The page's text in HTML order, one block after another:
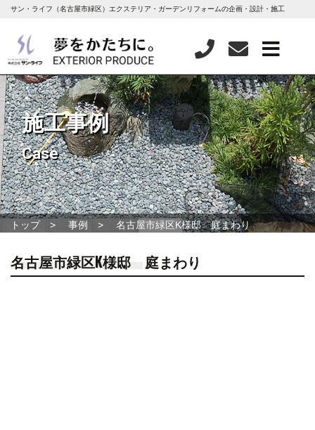
サン・ライフ（名古屋市緑区）エクステリア・ガーデンリフォームの企画・設計・施工
施工事例
Case
トップ 事例 名古屋市緑区K様邸 庭まわり
名古屋市緑区K様邸 庭まわり